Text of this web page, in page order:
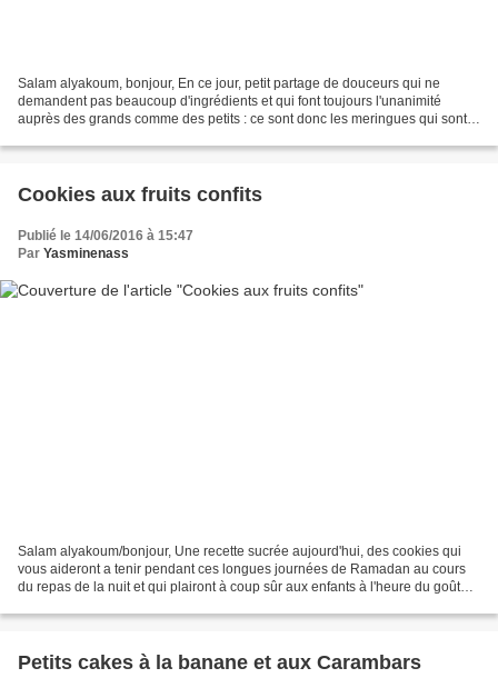
Salam alyakoum, bonjour, En ce jour, petit partage de douceurs qui ne
demandent pas beaucoup d'ingrédients et qui font toujours l'unanimité
auprès des grands comme des petits : ce sont donc les meringues qui sont à
Cookies aux fruits confits
Publié le 14/06/2016 à 15:47
Par Yasminenass
Salam alyakoum/bonjour, Une recette sucrée aujourd'hui, des cookies qui
vous aideront a tenir pendant ces longues journées de Ramadan au cours
du repas de la nuit et qui plairont à coup sûr aux enfants à l'heure du goûter.
Petits cakes à la banane et aux Carambars